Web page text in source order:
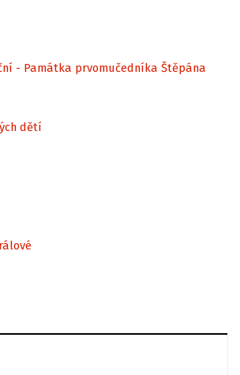
- Památka prvomučedníka Štěpána
dětí